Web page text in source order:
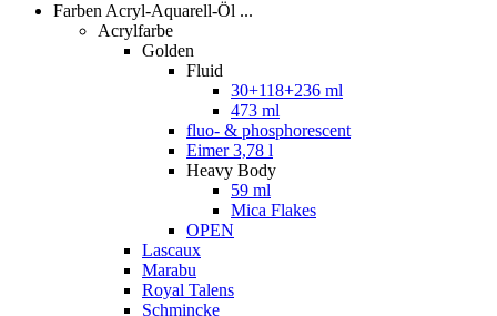
Farben Acryl-Aquarell-Öl ...
Acrylfarbe
Golden
Fluid
30+118+236 ml
473 ml
fluo- & phosphorescent
Eimer 3,78 l
Heavy Body
59 ml
Mica Flakes
OPEN
Lascaux
Marabu
Royal Talens
Schmincke